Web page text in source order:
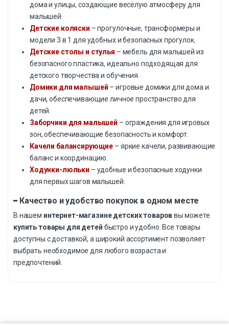
дома и улицы, создающие весёлую атмосферу для
малышей.
Детские коляски – прогулочные, трансформеры и
модели 3 в 1 для удобных и безопасных прогулок.
Детские столы и стулья – мебель для малышей из
безопасного пластика, идеально подходящая для
детского творчества и обучения.
Домики для малышей – игровые домики для дома и
дачи, обеспечивающие личное пространство для
детей.
Заборчики для малышей – ограждения для игровых
зон, обеспечивающие безопасность и комфорт.
Качели балансирующие – яркие качели, развивающие
баланс и координацию.
Ходунки-люльки – удобные и безопасные ходунки
для первых шагов малышей.
Качество и удобство покупок в одном месте
В нашем интернет-магазине детских товароввы можете
купить товары для детей быстро и удобно. Все товары
доступны с доставкой, а широкий ассортимент позволяет
выбрать необходимое для любого возраста и
предпочтений.